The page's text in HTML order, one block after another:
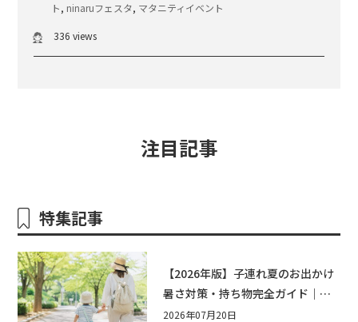
ト, ninaruフェスタ, マタニティイベント
336 views
注目記事
特集記事
【2026年版】子連れ夏のお出かけ
暑さ対策・持ち物完全ガイド｜水
遊び・公園・夏祭りで本当に役立
2026年07月20日